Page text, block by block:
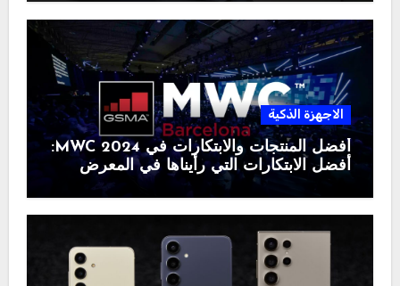
الاجهزة الذكية
أفضل المنتجات والابتكارات في MWC 2024:
أفضل الابتكارات التي رأيناها في المعرض